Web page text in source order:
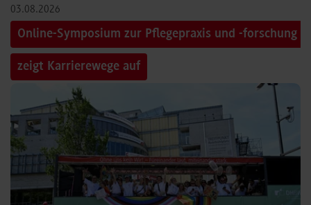
03.08.2026
Online-Symposium zur Pflegepraxis und -forschung
zeigt Karrierewege auf